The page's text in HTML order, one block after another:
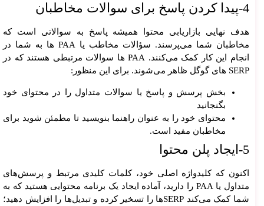
4-پیدا کردن پاسخ برای سوالات مخاطبان
هدف نهایی بازاریابی محتوا همیشه پاسخ به سوالاتی است که
مخاطبان شما می‌پرسند. سؤالات مخاطب یا PAA ها به شما در
انجام این کار کمک می‌کنند. PAA ها سوالات مرتبطی هستند که در
SERP های گوگل ظاهر می‌شوند. برای این منظور:
بخش پرسش و پاسخ یا سوالات متداول را در محتوای خود
بگنجانید
محتوای خود را به عنوان راهنما بنویسید تا مطمئن شوید برای
مخاطبان مفید است.
5-ایجاد پلن محتوا
اکنون که کلیدواژه اصلی خود، کلمات کلیدی مرتبط و پرسش‌های
متداول یا PAA را دارید، آماده ایجاد یک برنامه محتوایی هستید که به
شما کمک می‌کند SERP‌ها را تسخیر کرده و تبدیل‌ها را افزایش دهید؛